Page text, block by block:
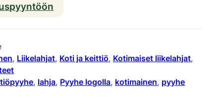
i
e
, Liikelahjat, Koti ja keittiö, Kotimaiset liikelahjat
, lahja, Pyyhe logolla, kotimainen, pyyhe